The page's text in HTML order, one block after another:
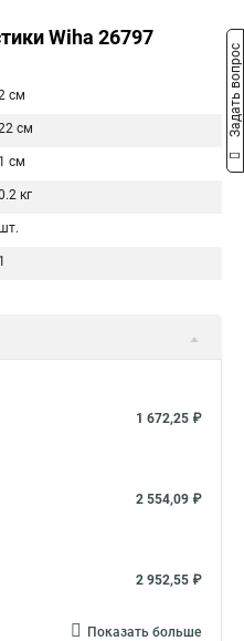
Wiha 26797
см
см
1 см
кг
шт.
1
1 672,25 ₽
2 554,09 ₽
2 952,55 ₽
Показать больше
Задать вопрос